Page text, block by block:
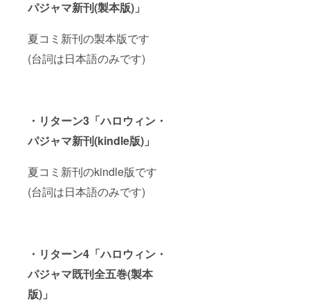
パジャマ新刊(製本版)」
夏コミ新刊の製本版です
(台詞は日本語のみです)
・リターン3「ハロウィン・
パジャマ新刊(kindle版)」
夏コミ新刊のkindle版です
(台詞は日本語のみです)
・リターン4「ハロウィン・
パジャマ既刊全五巻(製本
版)」